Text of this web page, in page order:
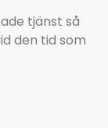
tjänst så
den tid som